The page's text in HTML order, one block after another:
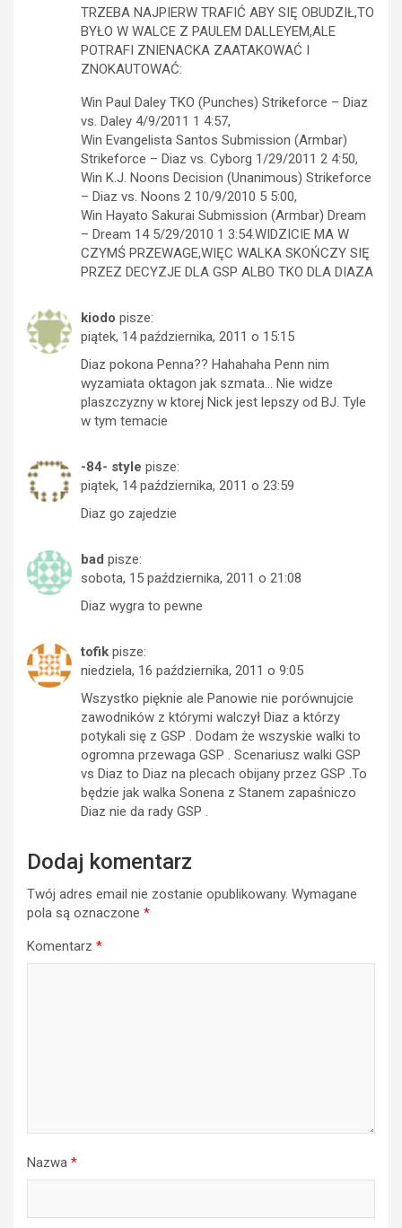
TRZEBA NAJPIERW TRAFIĆ ABY SIĘ OBUDZIŁ,TO
BYŁO W WALCE Z PAULEM DALLEYEM,ALE
POTRAFI ZNIENACKA ZAATAKOWAĆ I
ZNOKAUTOWAĆ:
Win Paul Daley TKO (Punches) Strikeforce – Diaz
vs. Daley 4/9/2011 1 4:57,
Win Evangelista Santos Submission (Armbar)
Strikeforce – Diaz vs. Cyborg 1/29/2011 2 4:50,
Win K.J. Noons Decision (Unanimous) Strikeforce
– Diaz vs. Noons 2 10/9/2010 5 5:00,
Win Hayato Sakurai Submission (Armbar) Dream
– Dream 14 5/29/2010 1 3:54.WIDZICIE MA W
CZYMŚ PRZEWAGE,WIĘC WALKA SKOŃCZY SIĘ
PRZEZ DECYZJE DLA GSP ALBO TKO DLA DIAZA
kiodo pisze:
piątek, 14 października, 2011 o 15:15
Diaz pokona Penna?? Hahahaha Penn nim
wyzamiata oktagon jak szmata… Nie widze
plaszczyzny w ktorej Nick jest lepszy od BJ. Tyle
w tym temacie
-84- style pisze:
piątek, 14 października, 2011 o 23:59
Diaz go zajedzie
bad pisze:
sobota, 15 października, 2011 o 21:08
Diaz wygra to pewne
tofik pisze:
niedziela, 16 października, 2011 o 9:05
Wszystko pięknie ale Panowie nie porównujcie
zawodników z którymi walczył Diaz a którzy
potykali się z GSP . Dodam że wszyskie walki to
ogromna przewaga GSP . Scenariusz walki GSP
vs Diaz to Diaz na plecach obijany przez GSP .To
będzie jak walka Sonena z Stanem zapaśniczo
Diaz nie da rady GSP .
Dodaj komentarz
Twój adres email nie zostanie opublikowany. Wymagane
pola są oznaczone *
Komentarz *
Nazwa *